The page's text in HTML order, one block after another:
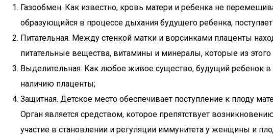
Газообмен. Как известно, кровь матери и ребенка не
образующийся в процессе дыхания будущего ребенка,
Питательная. Между стенкой матки и ворсинками плаценты
питательные вещества, витамины и минералы, которые из
Выделительная. Как любое живое существо, будущий ребенок в
наличию плаценты;
Защитная. Детское место обеспечивает поступление к плоду
Орган является средством, которое препятствует
участие в становлении и регуляции иммунитета у женщины и